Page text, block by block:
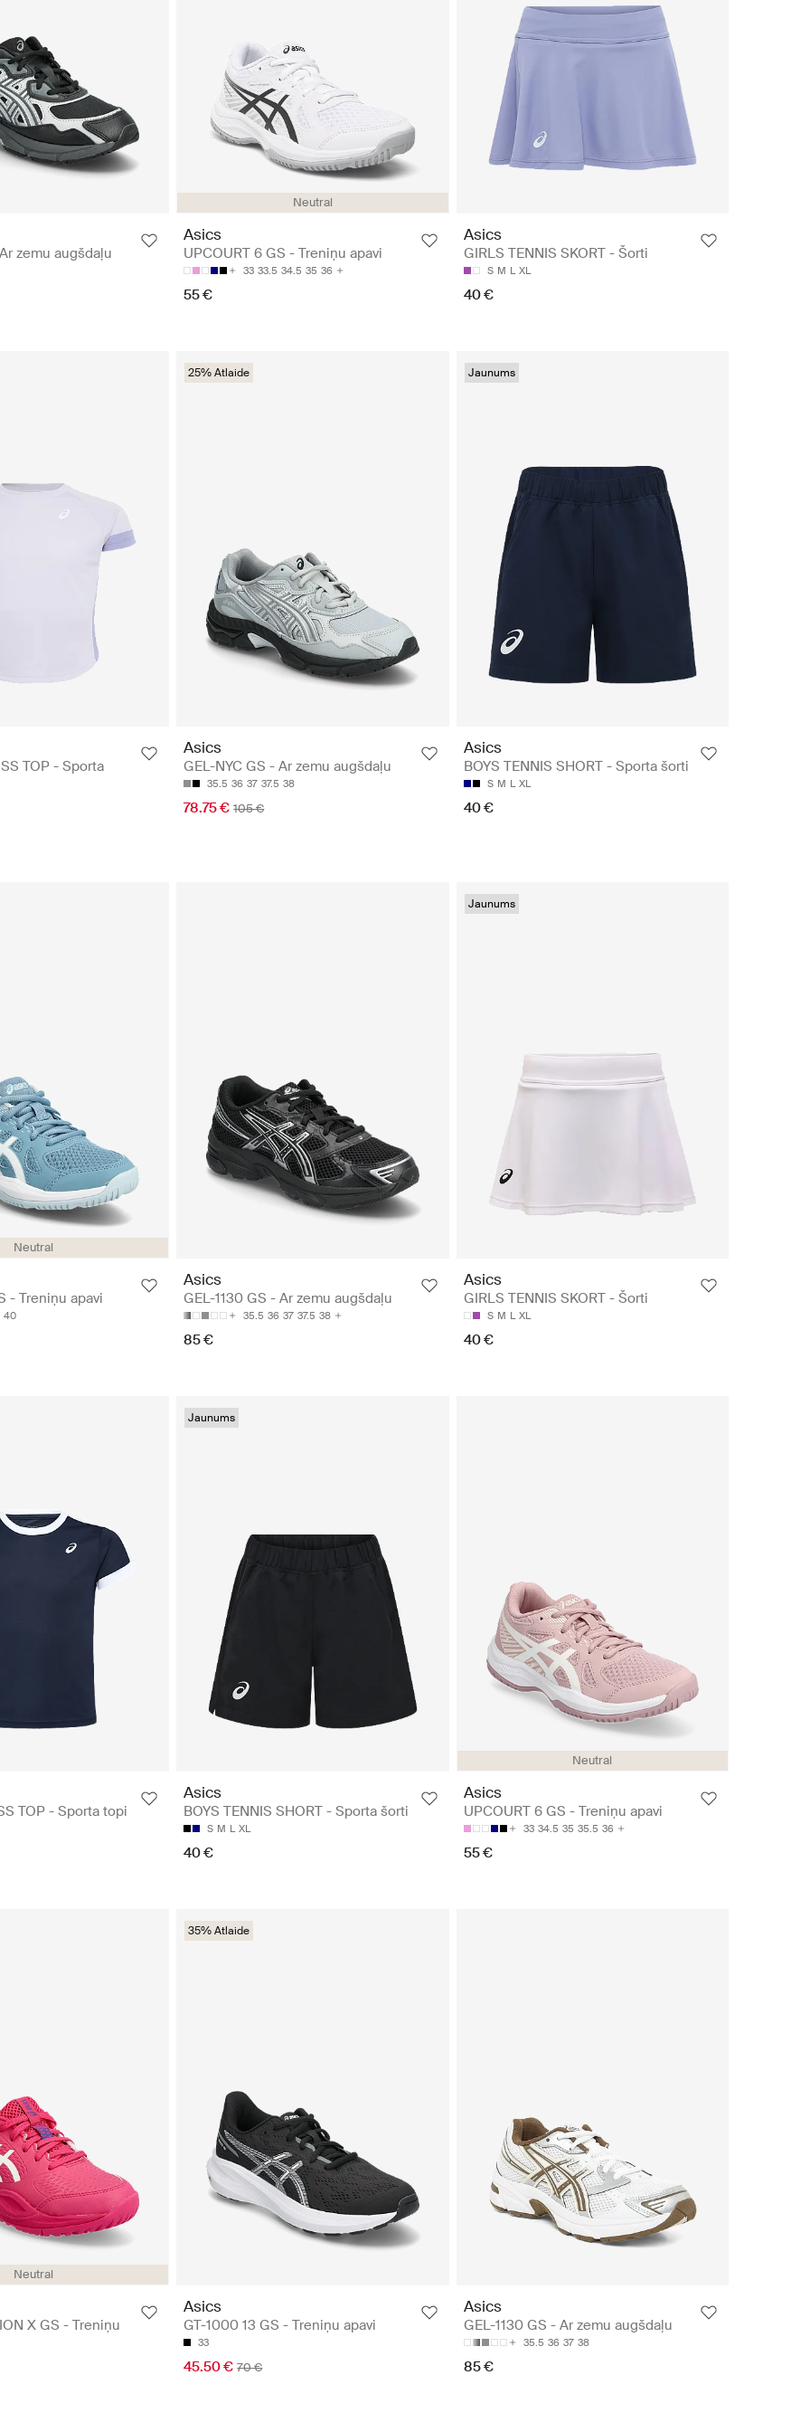
zemu augšdaļu
Neutral
Asics
UPCOURT 6 GS - Treniņu apavi
33 33.5 34.5 35 36
55 €
Asics
GIRLS TENNIS SKORT - Šorti
S M L XL
40 €
TOP - Sporta
25% Atlaide
Asics
GEL-NYC GS - Ar zemu augšdaļu
35.5 36 37 37.5 38
78.75 € 105 €
Jaunums
Asics
BOYS TENNIS SHORT - Sporta šorti
S M L XL
40 €
Neutral
- Treniņu apavi
40
Asics
GEL-1130 GS - Ar zemu augšdaļu
35.5 36 37 37.5 38
85 €
Jaunums
Asics
GIRLS TENNIS SKORT - Šorti
S M L XL
40 €
TOP - Sporta topi
Jaunums
Asics
BOYS TENNIS SHORT - Sporta šorti
S M L XL
40 €
Neutral
Asics
UPCOURT 6 GS - Treniņu apavi
33 34.5 35 35.5 36
55 €
Neutral
X GS - Treniņu
35% Atlaide
Asics
GT-1000 13 GS - Treniņu apavi
33
45.50 € 70 €
Asics
GEL-1130 GS - Ar zemu augšdaļu
35.5 36 37 38
85 €